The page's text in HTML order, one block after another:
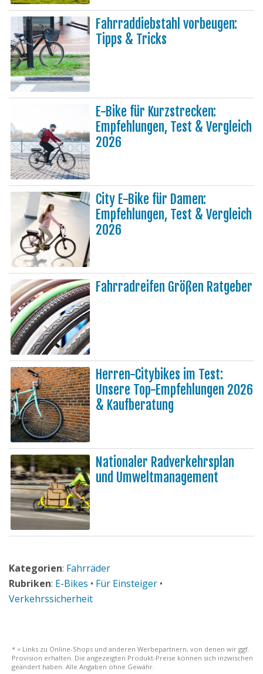
Fahrraddiebstahl vorbeugen:
Tipps & Tricks
E-Bike für Kurzstrecken:
Empfehlungen, Test & Vergleich
2026
City E-Bike für Damen:
Empfehlungen, Test & Vergleich
2026
Fahrradreifen Größen Ratgeber
Herren-Citybikes im Test:
Unsere Top-Empfehlungen 2026
& Kaufberatung
Nationaler Radverkehrsplan
und Umweltmanagement
Kategorien: Fahrräder
Rubriken: E-Bikes • Für Einsteiger •
Verkehrssicherheit
* = Links zu Online-Shops und anderen Werbepartnern, von denen wir ggf.
Provision erhalten. Die angezeigten Produkt-Preise können sich inzwischen
geändert haben. Alle Angaben ohne Gewähr.